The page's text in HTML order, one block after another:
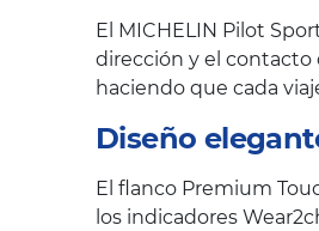
El MICHELIN Pilot
dirección y el contacto
haciendo que cada
Diseño
El flanco Premium
los indicadores